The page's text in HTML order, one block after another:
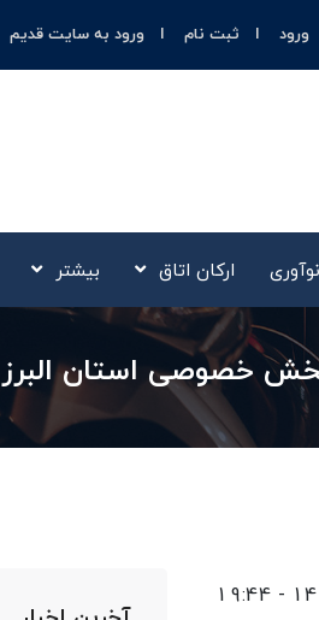
ورود ثبت نام ورود به سایت قدیم
ارکان اتاق بیشتر
خصوصی استان البرز